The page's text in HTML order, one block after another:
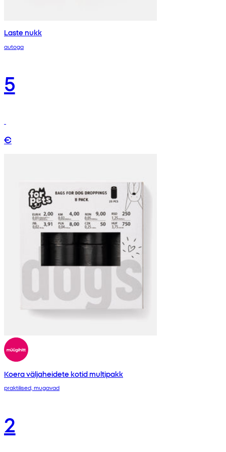
Laste nukk
autoga
5
€
Koera väljaheidete kotid multipakk
praktilised, mugavad
2